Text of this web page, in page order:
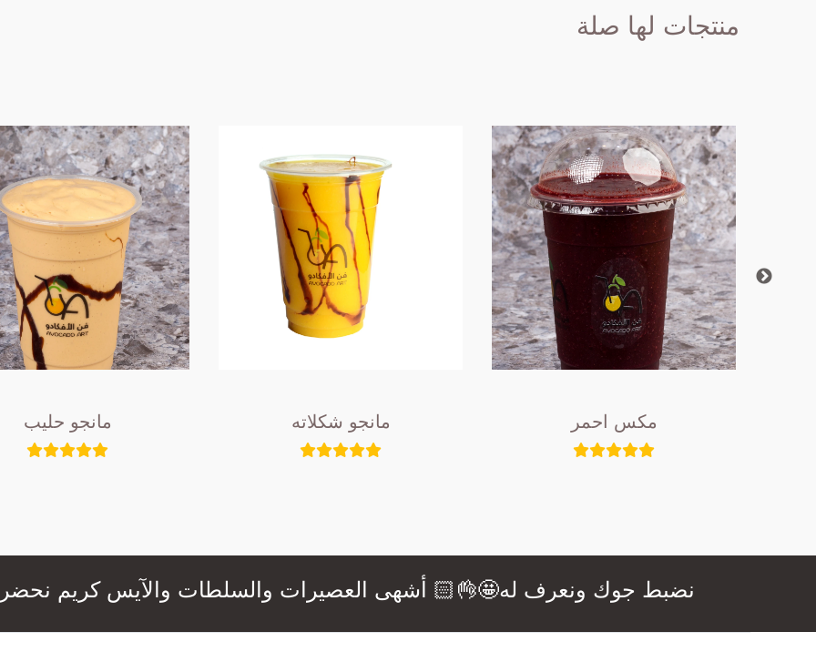
منتجات لها صلة
مانجو حليب مانجو شكلاته مكس احمر
نضبط جوك ونعرف له🤩👌🏻 أشهى العصيرات والسلطات والآيس كريم نحضرها لكم